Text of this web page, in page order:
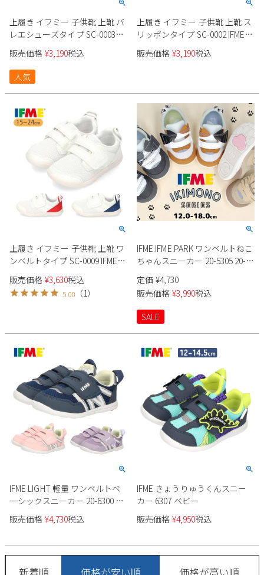
ウェア
Parade
SKECHERS
moz
new balance
puma
ブーツ
SKECHERS
GAP
EDWIN
new balance
Parade
SKECHERS
new balance
asics
瞬足
ボディバッグ
ビジネスバッグ
トートバッグ
ショルダーバッグ
財布
ケア用品
雑貨
店舗一覧
お問い合わせ
メルマガ購買
営業日カレンダー
休業日 お問い合わせ窓口休業日
2026 年8月
日 月 木 金
6
16
20 21
23
24 25 28
29
30
31
2026 年9月
日 月 火 木 金
土
1
4
20
21 22 24 25
27
28
上履き イフミー 子供靴 上靴 バ
レエシューズタイプ SC-0003
IFME スクールシューズ 内履き
3E ゆったり 幼稚園 小学校 入園
準備 入学準備うわばき うわぐ
つ うちばき ズック
販売価格 ¥3,190税込
人気
上履き イフミー 子供靴 上靴 ス
リッポンタイプ SC-0002 IFME
スクールシューズ 内履き 3E ゆ
ったり 幼稚園 小学校 入園準備
ビリ 院内
販売価格 ¥3,190税込
上履き イフミー 子供靴 上靴 ワ
ンベルトタイプ SC-0009 IFME
スクールシューズ 内履き ベル
クロ 面ファスナー 体育館シュ
ーズ 幼稚園 小学校 入園準備 入
販売価格 ¥3,630税込
5.00 （1）
IFME IFME PARK ワンベルトねこ
ちゃんスニーカー 20-5305 20-
6321 ベビー キッズ
定価 ¥4,730
販売価格 ¥3,990税込
SALE
IFME LIGHT 軽量 ワンベルトベ
ーシックスニーカー 20-6300 ベ
ビー
販売価格 ¥4,730税込
IFME きょうりゅうくんスニー
カー 6307 ベビー
販売価格 ¥4,950税込